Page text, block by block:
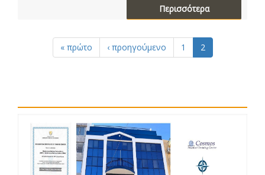
Περισσότερα
« πρώτο ‹ προηγούμενο 1 2